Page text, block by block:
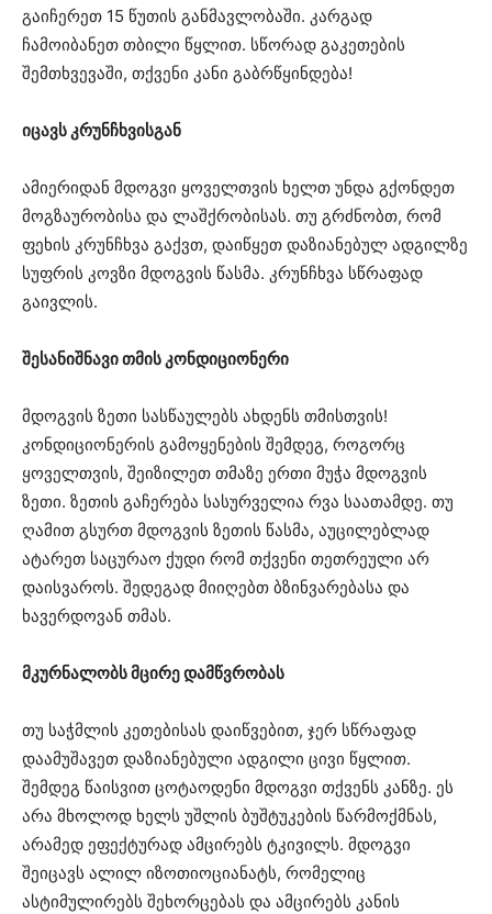
გაიჩერეთ 15 წუთის განმავლობაში. კარგად
ჩამოიბანეთ თბილი წყლით. სწორად გაკეთების
შემთხვევაში, თქვენი კანი გაბრწყინდება!
იცავს კრუნჩხვისგან
ამიერიდან მდოგვი ყოველთვის ხელთ უნდა გქონდეთ
მოგზაურობისა და ლაშქრობისას. თუ გრძნობთ, რომ
ფეხის კრუნჩხვა გაქვთ, დაიწყეთ დაზიანებულ ადგილზე
სუფრის კოვზი მდოგვის წასმა. კრუნჩხვა სწრაფად
გაივლის.
შესანიშნავი თმის კონდიციონერი
მდოგვის ზეთი სასწაულებს ახდენს თმისთვის!
კონდიციონერის გამოყენების შემდეგ, როგორც
ყოველთვის, შეიზილეთ თმაზე ერთი მუჭა მდოგვის
ზეთი. ზეთის გაჩერება სასურველია რვა საათამდე. თუ
ღამით გსურთ მდოგვის ზეთის წასმა, აუცილებლად
ატარეთ საცურაო ქუდი რომ თქვენი თეთრეული არ
დაისვაროს. შედეგად მიიღებთ ბზინვარებასა და
ხავერდოვან თმას.
მკურნალობს მცირე დამწვრობას
თუ საჭმლის კეთებისას დაიწვებით, ჯერ სწრაფად
დაამუშავეთ დაზიანებული ადგილი ცივი წყლით.
შემდეგ წაისვით ცოტაოდენი მდოგვი თქვენს კანზე. ეს
არა მხოლოდ ხელს უშლის ბუშტუკების წარმოქმნას,
არამედ ეფექტურად ამცირებს ტკივილს. მდოგვი
შეიცავს ალილ იზოთიოციანატს, რომელიც
ასტიმულირებს შეხორცებას და ამცირებს კანის